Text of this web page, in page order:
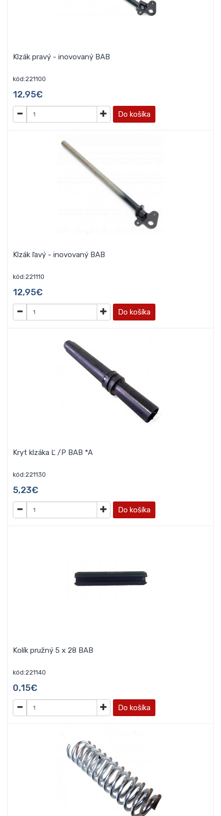
Klzák pravý - inovovaný BAB
kód:221100
12,95€
Do košíka
Klzák ľavý - inovovaný BAB
kód:221110
12,95€
Do košíka
Kryt klzáka Ľ /P BAB *A
kód:221130
5,23€
Do košíka
Kolík pružný 5 x 28 BAB
kód:221140
0,15€
Do košíka